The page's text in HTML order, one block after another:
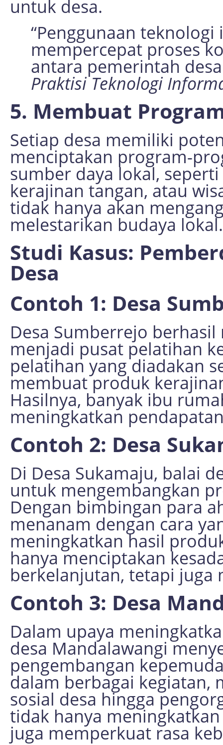
untuk desa.
“Penggunaan
mempercepat proses
antara pemerintah
Praktisi Teknologi
5. Membuat
Setiap desa memiliki
menciptakan program-
sumber daya lokal,
kerajinan tangan, atau
tidak hanya akan
melestarikan budaya lokal.
Studi Kasus:
Desa
Contoh 1: Desa
Desa Sumberrejo
menjadi pusat pelatihan
pelatihan yang diadakan
membuat produk
Hasilnya, banyak ibu
meningkatkan
Contoh 2: Desa
Di Desa Sukamaju, balai
untuk mengembangkan
Dengan bimbingan para
menanam dengan cara
meningkatkan hasil
hanya menciptakan
berkelanjutan, tetapi juga
Contoh 3: Desa
Dalam upaya
desa Mandalawangi
pengembangan
dalam berbagai kegiatan,
sosial desa hingga
tidak hanya
juga memperkuat rasa